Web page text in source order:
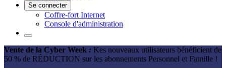
Se connecter
Coffre-fort Internet
Console d'administration
Vente de la Cyber Week : Kes nouveaux utilisateurs bénéficient de
50 % de RÉDUCTION sur les abonnements Personnel et Famille !